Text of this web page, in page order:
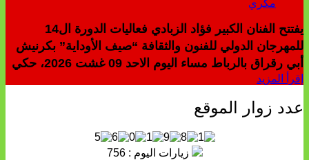
يفتتح الفنان الكبير فؤاد الزبادي فعاليات الدورة ال14
للمهرجان الدولي للفنون والثقافة “صيف الأوداية” بكرنيش
أبي رقراق بالرباط مساء اليوم الاحد 09 غشت 2026، حكي
إقرأ المزيد
عدد زوار الموقع
زيارات اليوم : 756